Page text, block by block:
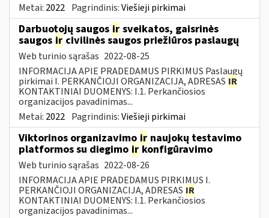
Metai: 2022 Pagrindinis:Viešieji pirkimai
Darbuotojų saugos ir sveikatos, gaisrinės
saugos ir civilinės saugos priežiūros paslaugų
Web turinio sąrašas 2022-08-25
INFORMACIJA APIE PRADEDAMUS PIRKIMUS Paslaugų
pirkimai I. PERKANČIOJI ORGANIZACIJA, ADRESAS IR
KONTAKTINIAI DUOMENYS: I.1. Perkančiosios
organizacijos pavadinimas...
Metai: 2022 Pagrindinis:Viešieji pirkimai
Viktorinos organizavimo ir naujokų testavimo
platformos su diegimo irkonfigūravimo
Web turinio sąrašas 2022-08-26
INFORMACIJA APIE PRADEDAMUS PIRKIMUS I.
PERKANČIOJI ORGANIZACIJA, ADRESAS IR
KONTAKTINIAI DUOMENYS: I.1. Perkančiosios
organizacijos pavadinimas...